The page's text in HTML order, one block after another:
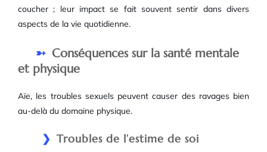
coucher ; leur impact se fait souvent sentir dans divers
aspects de la vie quotidienne.
Conséquences sur la santé mentale
et physique
Aïe, les troubles sexuels peuvent causer des ravages bien
au-delà du domaine physique.
Troubles de l’estime de soi